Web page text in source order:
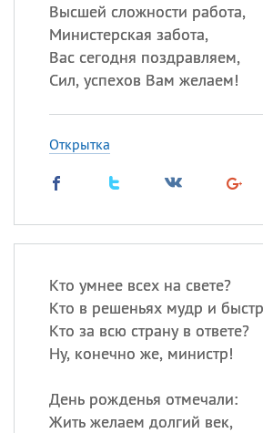
Высшей сложности работа,
Министерская забота,
Вас сегодня поздравляем,
Сил, успехов Вам желаем!
Открытка
Кто умнее всех на свете?
Кто в решеньях мудр и
Кто за всю страну в ответе?
Ну, конечно же, министр!
День рожденья отмечали:
Жить желаем долгий век,
,Еще